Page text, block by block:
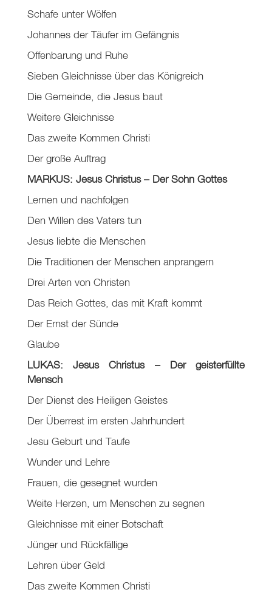
Schafe unter Wölfen
Johannes der Täufer im Gefängnis
Offenbarung und Ruhe
Sieben Gleichnisse über das Königreich
Die Gemeinde, die Jesus baut
Weitere Gleichnisse
Das zweite Kommen Christi
Der große Auftrag
MARKUS: Jesus Christus – Der Sohn Gottes
Lernen und nachfolgen
Den Willen des Vaters tun
Jesus liebte die Menschen
Die Traditionen der Menschen anprangern
Drei Arten von Christen
Das Reich Gottes, das mit Kraft kommt
Der Ernst der Sünde
Glaube
LUKAS: Jesus Christus – Der geisterfüllte
Mensch
Der Dienst des Heiligen Geistes
Der Überrest im ersten Jahrhundert
Jesu Geburt und Taufe
Wunder und Lehre
Frauen, die gesegnet wurden
Weite Herzen, um Menschen zu segnen
Gleichnisse mit einer Botschaft
Jünger und Rückfällige
Lehren über Geld
Das zweite Kommen Christi